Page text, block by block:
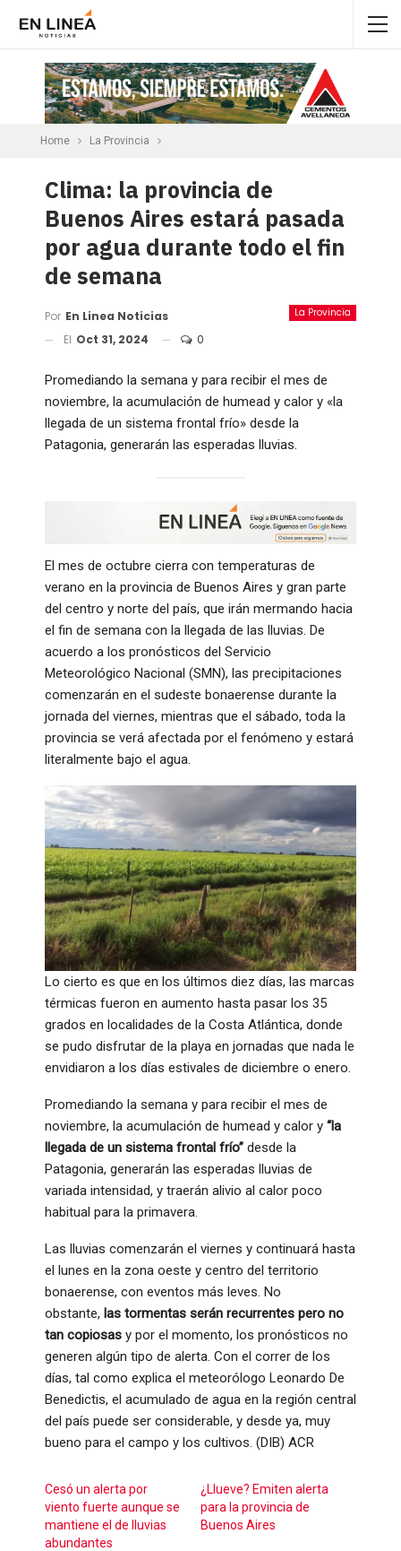
Home La Provincia
Clima: la provincia de
Buenos Aires estará pasada
por agua durante todo el fin
de semana
La Provincia
Por En Linea Noticias
El Oct 31, 2024 0
Promediando la semana y para recibir el mes de
noviembre, la acumulación de humead y calor y «la
llegada de un sistema frontal frío» desde la
Patagonia, generarán las esperadas lluvias.
El mes de octubre cierra con temperaturas de
verano en la provincia de Buenos Aires y gran parte
del centro y norte del país, que irán mermando hacia
el fin de semana con la llegada de las lluvias. De
acuerdo a los pronósticos del Servicio
Meteorológico Nacional (SMN), las precipitaciones
comenzarán en el sudeste bonaerense durante la
jornada del viernes, mientras que el sábado, toda la
provincia se verá afectada por el fenómeno y estará
literalmente bajo el agua.
Lo cierto es que en los últimos diez días, las marcas
térmicas fueron en aumento hasta pasar los 35
grados en localidades de la Costa Atlántica, donde
se pudo disfrutar de la playa en jornadas que nada le
envidiaron a los días estivales de diciembre o enero.
Promediando la semana y para recibir el mes de
noviembre, la acumulación de humead y calor y “la
llegada de un sistema frontal frío” desde la
Patagonia, generarán las esperadas lluvias de
variada intensidad, y traerán alivio al calor poco
habitual para la primavera.
Las lluvias comenzarán el viernes y continuará hasta
el lunes en la zona oeste y centro del territorio
bonaerense, con eventos más leves. No
obstante, las tormentas serán recurrentes pero no
tan copiosas y por el momento, los pronósticos no
generen algún tipo de alerta. Con el correr de los
días, tal como explica el meteorólogo Leonardo De
Benedictis, el acumulado de agua en la región central
del país puede ser considerable, y desde ya, muy
bueno para el campo y los cultivos. (DIB) ACR
Cesó un alerta por
viento fuerte aunque se
mantiene el de lluvias
abundantes
¿Llueve? Emiten alerta
para la provincia de
Buenos Aires